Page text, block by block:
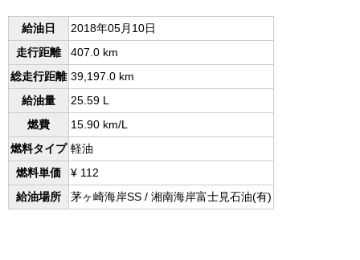
給油日
2018年05月10日
走行距離
407.0 km
総走行距離 39,197.0 km
給油量
25.59 L
燃費
15.90 km/L
燃料タイプ 軽油
燃料単価
¥ 112
給油場所
茅ヶ崎海岸SS / 湘南海岸富士見石油(有)